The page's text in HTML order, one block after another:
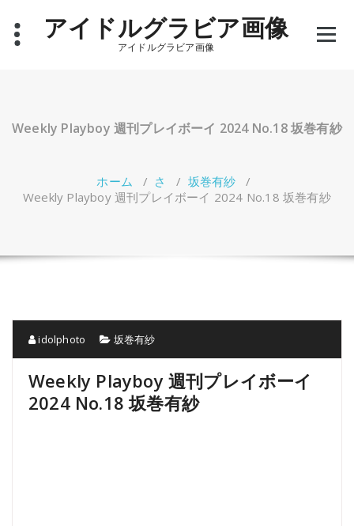
アイドルグラビア画像
アイドルグラビア画像
Weekly Playboy 週刊プレイボーイ 2024 No.18 坂巻有紗
ホーム / さ / 坂巻有紗 /
Weekly Playboy 週刊プレイボーイ 2024 No.18 坂巻有紗
idolphoto 坂巻有紗
Weekly Playboy 週刊プレイボーイ
2024 No.18 坂巻有紗